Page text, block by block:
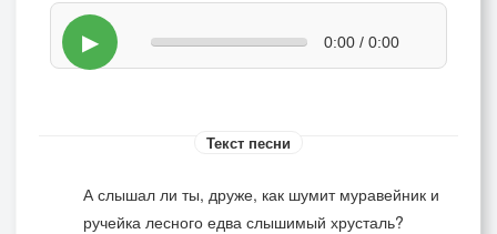
▶ 0:00 / 0:00
Текст песни
А слышал ли ты, друже, как шумит муравейник и
ручейка лесного едва слышимый хрусталь?